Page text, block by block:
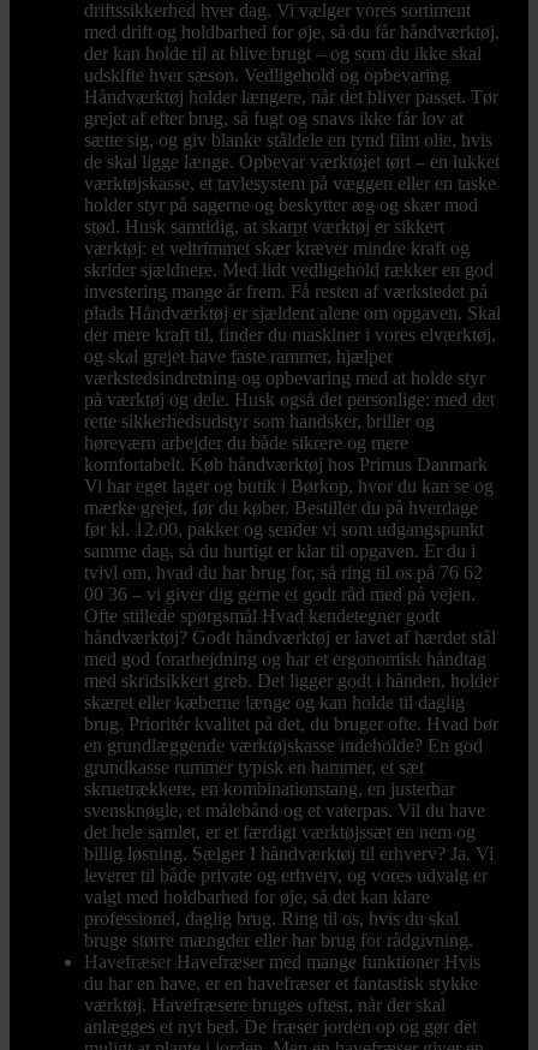
driftssikkerhed hver dag. Vi vælger vores sortiment
med drift og holdbarhed for øje, så du får håndværktøj,
der kan holde til at blive brugt – og som du ikke skal
udskifte hver sæson. Vedligehold og opbevaring
Håndværktøj holder længere, når det bliver passet. Tør
grejet af efter brug, så fugt og snavs ikke får lov at
sætte sig, og giv blanke ståldele en tynd film olie, hvis
de skal ligge længe. Opbevar værktøjet tørt – en lukket
værktøjskasse, et tavlesystem på væggen eller en taske
holder styr på sagerne og beskytter æg og skær mod
stød. Husk samtidig, at skarpt værktøj er sikkert
værktøj: et veltrimmet skær kræver mindre kraft og
skrider sjældnere. Med lidt vedligehold rækker en god
investering mange år frem. Få resten af værkstedet på
plads Håndværktøj er sjældent alene om opgaven. Skal
der mere kraft til, finder du maskiner i vores elværktøj,
og skal grejet have faste rammer, hjælper
værkstedsindretning og opbevaring med at holde styr
på værktøj og dele. Husk også det personlige: med det
rette sikkerhedsudstyr som handsker, briller og
høreværn arbejder du både sikrere og mere
komfortabelt. Køb håndværktøj hos Primus Danmark
Vi har eget lager og butik i Børkop, hvor du kan se og
mærke grejet, før du køber. Bestiller du på hverdage
før kl. 12.00, pakker og sender vi som udgangspunkt
samme dag, så du hurtigt er klar til opgaven. Er du i
tvivl om, hvad du har brug for, så ring til os på 76 62
00 36 – vi giver dig gerne et godt råd med på vejen.
Ofte stillede spørgsmål Hvad kendetegner godt
håndværktøj? Godt håndværktøj er lavet af hærdet stål
med god forarbejdning og har et ergonomisk håndtag
med skridsikkert greb. Det ligger godt i hånden, holder
skæret eller kæberne længe og kan holde til daglig
brug. Prioritér kvalitet på det, du bruger ofte. Hvad bør
en grundlæggende værktøjskasse indeholde? En god
grundkasse rummer typisk en hammer, et sæt
skruetrækkere, en kombinationstang, en justerbar
svensknøgle, et målebånd og et vaterpas. Vil du have
det hele samlet, er et færdigt værktøjssæt en nem og
billig løsning. Sælger I håndværktøj til erhverv? Ja. Vi
leverer til både private og erhverv, og vores udvalg er
valgt med holdbarhed for øje, så det kan klare
professionel, daglig brug. Ring til os, hvis du skal
bruge større mængder eller har brug for rådgivning.
Havefræser Havefræser med mange funktioner Hvis
du har en have, er en havefræser et fantastisk stykke
værktøj. Havefræsere bruges oftest, når der skal
anlægges et nyt bed. De fræser jorden op og gør det